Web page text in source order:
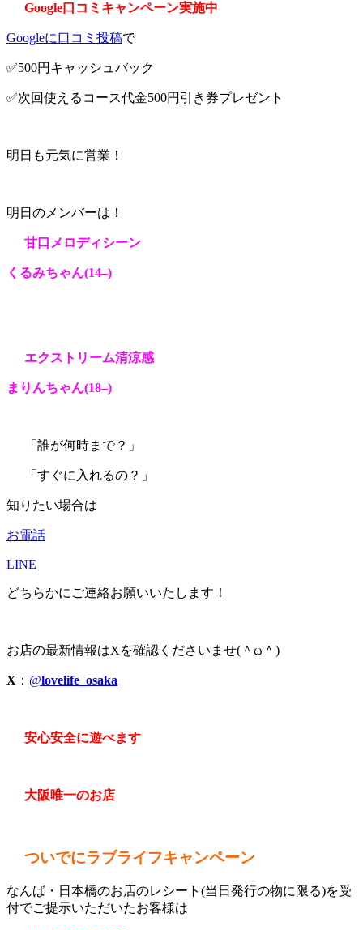
Google口コミキャンペーン実施中
Googleに口コミ投稿で
✅500円キャッシュバック
✅次回使えるコース代金500円引き券プレゼント
明日も元気に営業！
明日のメンバーは！
甘口メロディシーン
くるみちゃん(14–)
エクストリーム清涼感
まりんちゃん(18–)
「誰が何時まで？」
「すぐに入れるの？」
知りたい場合は
お電話
LINE
どちらかにご連絡お願いいたします！
お店の最新情報はXを確認くださいませ(＾ω＾)
X ： @lovelife_osaka
安心安全に遊べます
大阪唯一のお店
ついでにラブライフキャンペーン
なんば・日本橋のお店のレシート(当日発行の物に限る)を受
付でご提示いただいたお客様は